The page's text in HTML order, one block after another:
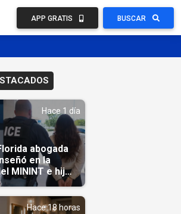
APP GRATIS BUSCAR
Hace 1 día
abogada
en la
MININT e hija
cubano
Hace 18 horas